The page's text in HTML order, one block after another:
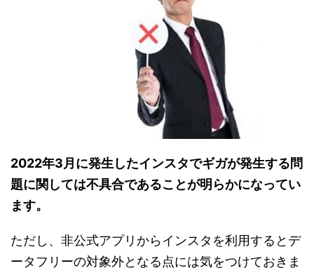
2022年3月に発生したインスタでギガが発生する問
題に関しては不具合であることが明らかになってい
ます。
ただし、非公式アプリからインスタを利用するとデ
ータフリーの対象外となる点には気をつけておきま